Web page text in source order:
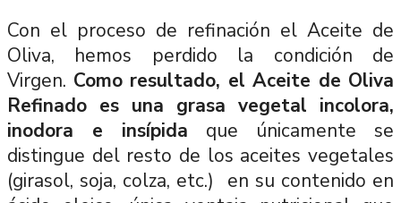
Con el proceso de refinación el Aceite de
Oliva, hemos perdido la condición de
Virgen. Como resultado, el Aceite de Oliva
Refinado es una grasa vegetal incolora,
inodora e insípida que únicamente se
distingue del resto de los aceites vegetales
(girasol, soja, colza, etc.) en su contenido en